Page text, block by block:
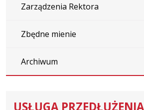
Zarządzenia Rektora
Zbędne mienie
Archiwum
USŁUGA